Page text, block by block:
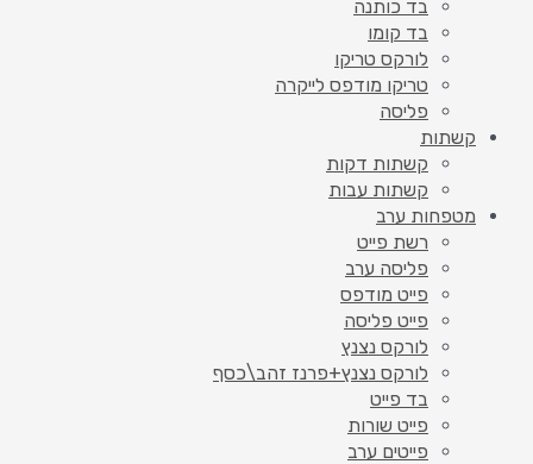
בד כותנה
בד קומו
לורקס טריקו
טריקו מודפס לייקרה
פליסה
קשתות
קשתות דקות
קשתות עבות
מטפחות ערב
רשת פייט
פליסה ערב
פייט מודפס
פייט פליסה
לורקס נצנץ
לורקס נצנץ+פרנז זהב\כסף
בד פייט
פייט שורות
פייטים ערב